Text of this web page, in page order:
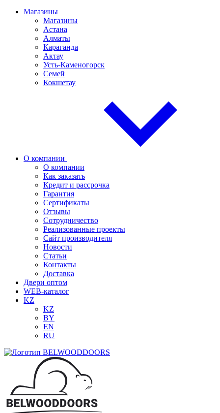
Магазины
Магазины
Астана
Алматы
Караганда
Актау
Усть-Каменогорск
Семей
Кокшетау
О компании
О компании
Как заказать
Кредит и рассрочка
Гарантия
Сертификаты
Отзывы
Сотрудничество
Реализованные проекты
Сайт производителя
Новости
Статьи
Контакты
Доставка
Двери оптом
WEB-каталог
KZ
KZ
BY
EN
RU